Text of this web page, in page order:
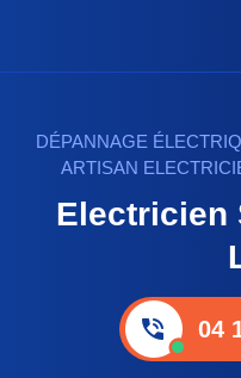
DÉPANNAGE
ARTISAN
Electricien
04